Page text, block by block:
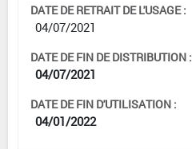
DATE DE RETRAIT DE L'USAGE :
04/07/2021
DATE DE FIN DE DISTRIBUTION :
04/07/2021
DATE DE FIN D'UTILISATION :
04/01/2022